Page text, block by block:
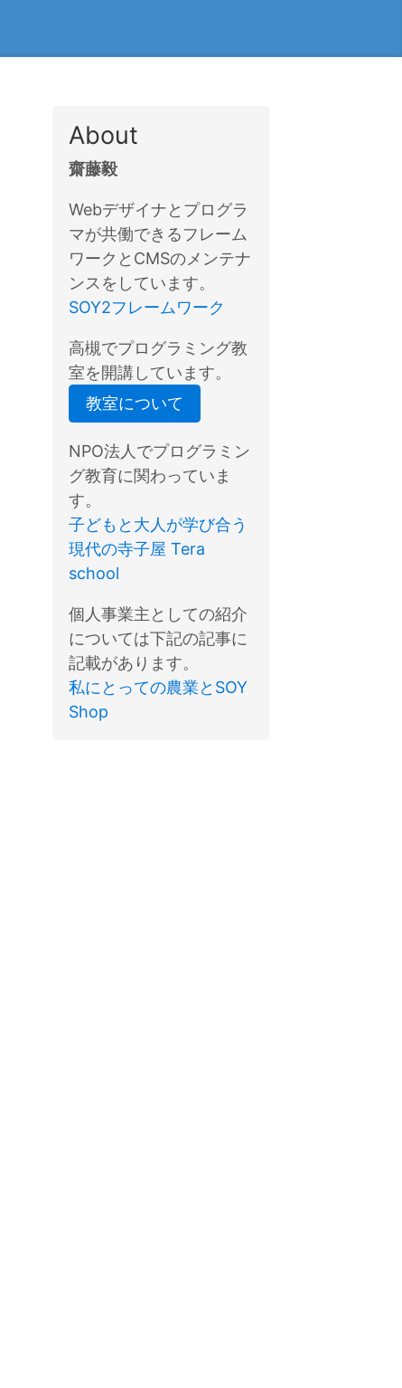
About
齋藤毅
Webデザイナとプログラ
マが共働できるフレーム
ワークとCMSのメンテナ
ンスをしています。
SOY2フレームワーク
高槻でプログラミング教
室を開講しています。
教室について
NPO法人でプログラミン
グ教育に関わっていま
す。
子どもと大人が学び合う
現代の寺子屋 Tera
school
個人事業主としての紹介
については下記の記事に
記載があります。
私にとっての農業とSOY
Shop